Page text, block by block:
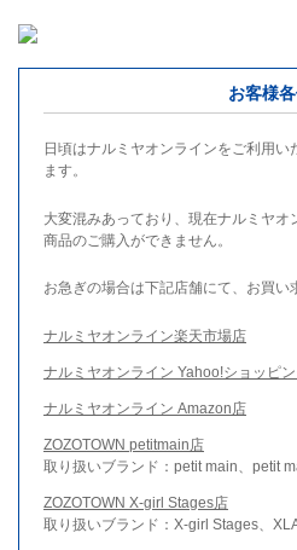
お客様
日頃はナルミヤオンラインをご利用
ます。
大変混みあっており、現在ナルミヤオ
商品のご購入ができません。
お急ぎの場合は下記店舗にて、お買い
ナルミヤオンライン楽天市場店
ナルミヤオンライン Yahoo!ショッピ
ナルミヤオンライン Amazon店
ZOZOTOWN petitmain店
取り扱いブランド：petit main、petit
ZOZOTOWN X-girl Stages店
取り扱いブランド：X-girl Stages、